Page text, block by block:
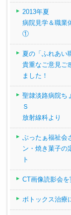
2013年夏
病院見学＆職業
①
夏の「ふれあい
貴重なご意見ご
ました！
聖隷淡路病院ち
Ｓ
放射線科より
ぶったぁ福祉会
ン・焼き菓子の
ト
CT画像読影会を
ボトックス治療